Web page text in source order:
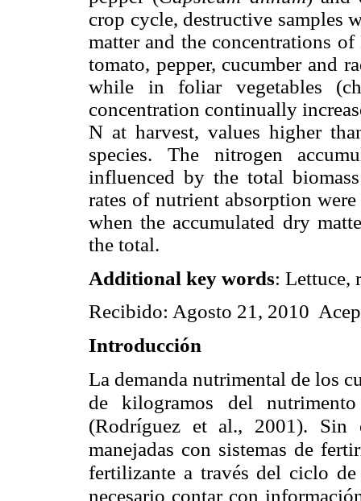
crop cycle, destructive samples
matter and the concentrations
tomato, pepper, cucumber and
while in foliar vegetables
concentration continually
N at harvest, values higher
species. The nitrogen
influenced by the total
rates of nutrient absorption
when the accumulated dry
the total.
Additional key words: Lettuce,
Recibido: Agosto 21, 2010
Introducción
La demanda nutrimental de los
de kilogramos del
(Rodríguez et al., 2001). Sin
manejadas con sistemas de
fertilizante a través del ciclo de
necesario contar con